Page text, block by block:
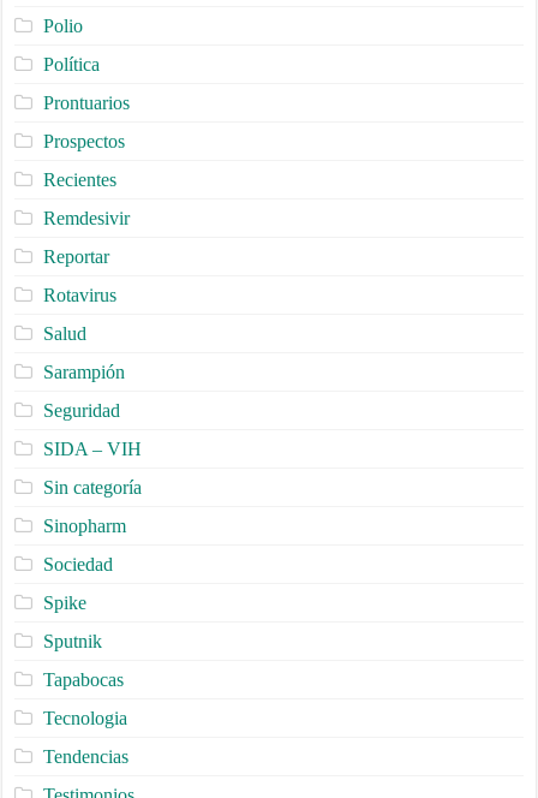
Polio
Política
Prontuarios
Prospectos
Recientes
Remdesivir
Reportar
Rotavirus
Salud
Sarampión
Seguridad
SIDA – VIH
Sin categoría
Sinopharm
Sociedad
Spike
Sputnik
Tapabocas
Tecnologia
Tendencias